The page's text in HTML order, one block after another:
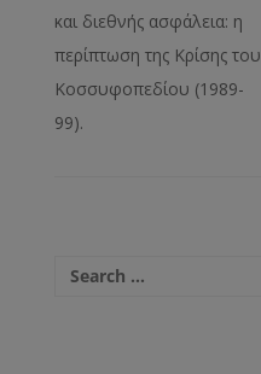
και διεθνής ασφάλεια: η
περίπτωση της Κρίσης του
Κοσσυφοπεδίου (1989-
99).